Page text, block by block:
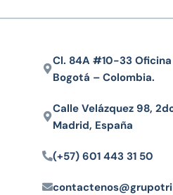
Cl. 84A #10-33
Bogotá – Colombia.
Calle Velázquez 98,
Madrid, España
(+57) 601 443 31 50